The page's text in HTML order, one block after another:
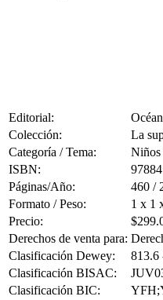
Editorial:
Colección:
La
Categoría / Tema:
Niños
ISBN:
Páginas/Año:
460 /
Formato / Peso:
1 x 1
Precio:
Derechos de venta para:
Clasificación Dewey:
813.6
Clasificación BISAC:
Clasificación BIC: